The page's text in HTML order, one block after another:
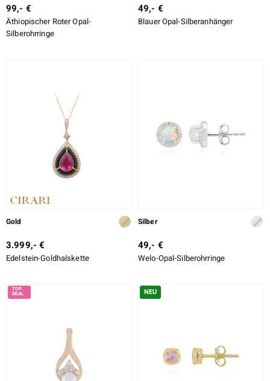
99,- €
Äthiopischer Roter Opal-
Silberohrringe
49,- €
Blauer Opal-Silberanhänger
Gold
3.999,- €
Edelstein-Goldhalskette
Silber
49,- €
Welo-Opal-Silberohrringe
NEU